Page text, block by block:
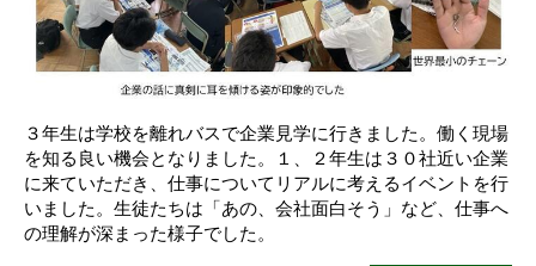
３年生は学校を離れバスで企業見学に行きました。働く現場
を知る良い機会となりました。１、２年生は３０社近い企業
に来ていただき、仕事についてリアルに考えるイベントを行
いました。生徒たちは「あの、会社面白そう」など、仕事へ
の理解が深まった様子でした。